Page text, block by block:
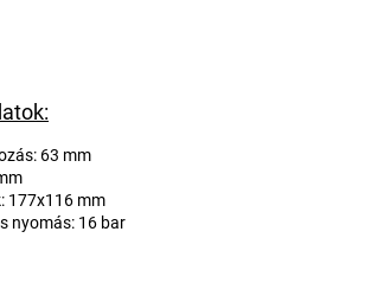
63 mm
177x116 mm
nyomás: 16 bar